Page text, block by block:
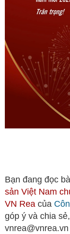
Bạn đang đọc
sản Việt Nam
VN Rea của
góp ý và chia
vnrea@vnrea.vn